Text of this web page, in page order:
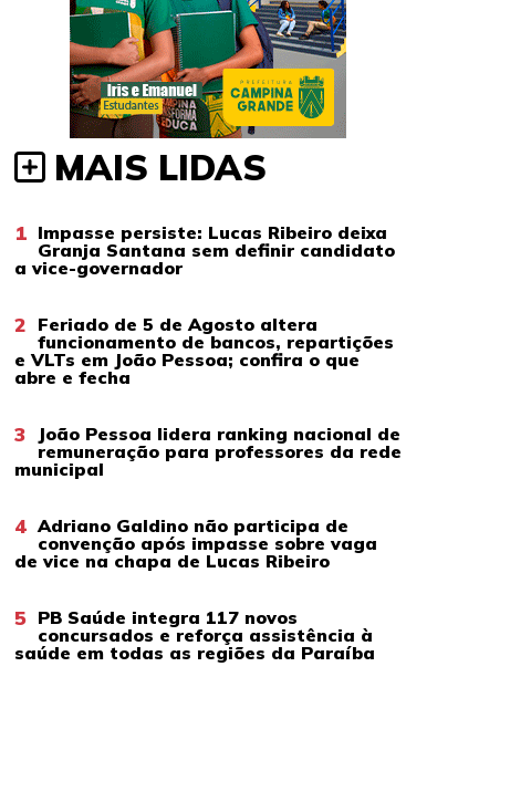
MAIS LIDAS
1 Impasse persiste: Lucas Ribeiro deixa
Granja Santana sem definir candidato
a vice-governador
2 Feriado de 5 de Agosto altera
funcionamento de bancos, repartições
e VLTs em João Pessoa; confira o que
abre e fecha
3
João Pessoa lidera ranking nacional de
remuneração para professores da rede
municipal
4 Adriano Galdino não participa de
convenção após impasse sobre vaga
de vice na chapa de Lucas Ribeiro
5 PB Saúde integra 117 novos
concursados e reforça assistência à
saúde em todas as regiões da Paraíba